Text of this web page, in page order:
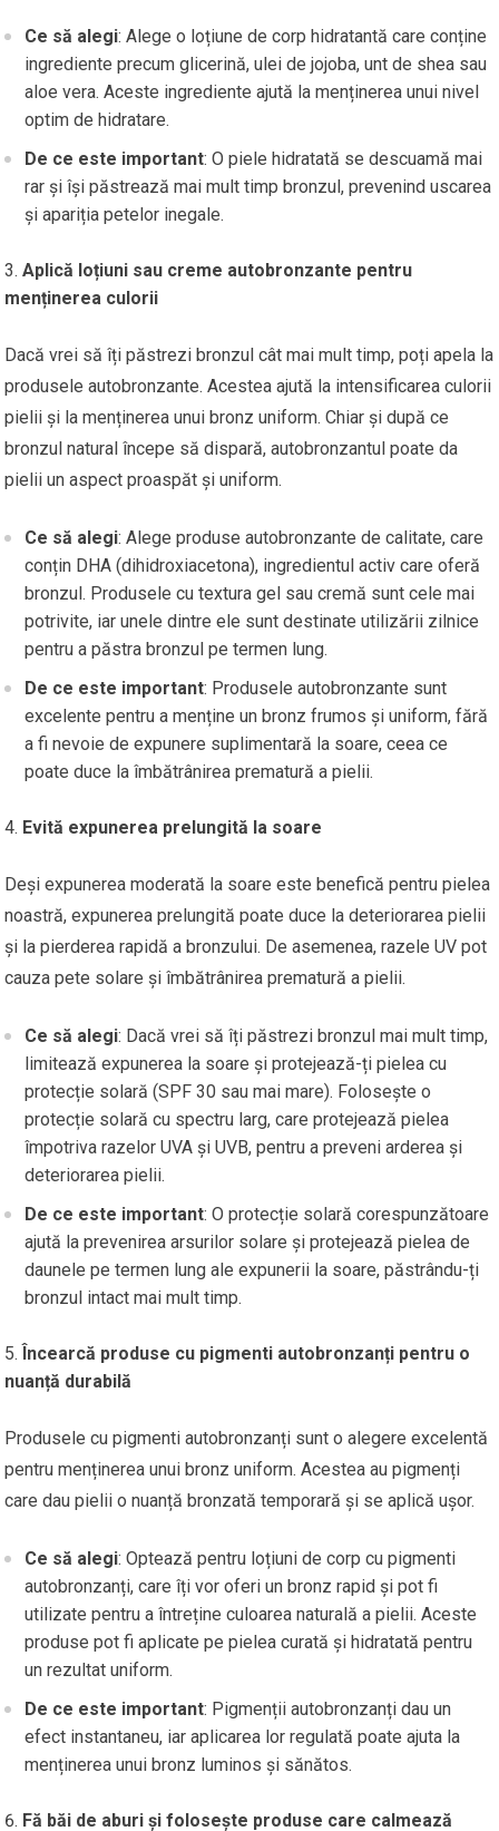
Ce să alegi: Alege o loțiune de corp hidratantă care conține
ingrediente precum glicerină, ulei de jojoba, unt de shea sau
aloe vera. Aceste ingrediente ajută la menținerea unui nivel
optim de hidratare.
De ce este important: O piele hidratată se descuamă mai
rar și își păstrează mai mult timp bronzul, prevenind uscarea
și apariția petelor inegale.
Aplică loțiuni sau creme autobronzante pentru
menținerea culorii
Dacă vrei să îți păstrezi bronzul cât mai mult timp, poți apela la
produsele autobronzante. Acestea ajută la intensificarea culorii
pielii și la menținerea unui bronz uniform. Chiar și după ce
bronzul natural începe să dispară, autobronzantul poate da
pielii un aspect proaspăt și uniform.
Ce să alegi: Alege produse autobronzante de calitate, care
conțin DHA (dihidroxiacetona), ingredientul activ care oferă
bronzul. Produsele cu textura gel sau cremă sunt cele mai
potrivite, iar unele dintre ele sunt destinate utilizării zilnice
pentru a păstra bronzul pe termen lung.
De ce este important: Produsele autobronzante sunt
excelente pentru a menține un bronz frumos și uniform, fără
a fi nevoie de expunere suplimentară la soare, ceea ce
poate duce la îmbătrânirea prematură a pielii.
Evită expunerea prelungită la soare
Deși expunerea moderată la soare este benefică pentru pielea
noastră, expunerea prelungită poate duce la deteriorarea pielii
și la pierderea rapidă a bronzului. De asemenea, razele UV pot
cauza pete solare și îmbătrânirea prematură a pielii.
Ce să alegi: Dacă vrei să îți păstrezi bronzul mai mult timp,
limitează expunerea la soare și protejează-ți pielea cu
protecție solară (SPF 30 sau mai mare). Folosește o
protecție solară cu spectru larg, care protejează pielea
împotriva razelor UVA și UVB, pentru a preveni arderea și
deteriorarea pielii.
De ce este important: O protecție solară corespunzătoare
ajută la prevenirea arsurilor solare și protejează pielea de
daunele pe termen lung ale expunerii la soare, păstrându-ți
bronzul intact mai mult timp.
Încearcă produse cu pigmenti autobronzanți pentru o
nuanță durabilă
Produsele cu pigmenti autobronzanți sunt o alegere excelentă
pentru menținerea unui bronz uniform. Acestea au pigmenți
care dau pielii o nuanță bronzată temporară și se aplică ușor.
Ce să alegi: Optează pentru loțiuni de corp cu pigmenti
autobronzanți, care îți vor oferi un bronz rapid și pot fi
utilizate pentru a întreține culoarea naturală a pielii. Aceste
produse pot fi aplicate pe pielea curată și hidratată pentru
un rezultat uniform.
De ce este important: Pigmenții autobronzanți dau un
efect instantaneu, iar aplicarea lor regulată poate ajuta la
menținerea unui bronz luminos și sănătos.
Fă băi de aburi și folosește produse care calmează